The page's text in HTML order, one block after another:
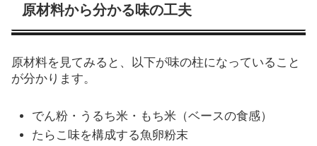
原材料から分かる味の工夫
原材料を見てみると、以下が味の柱になっていること
が分かります。
でん粉・うるち米・もち米（ベースの食感）
たらこ味を構成する魚卵粉末